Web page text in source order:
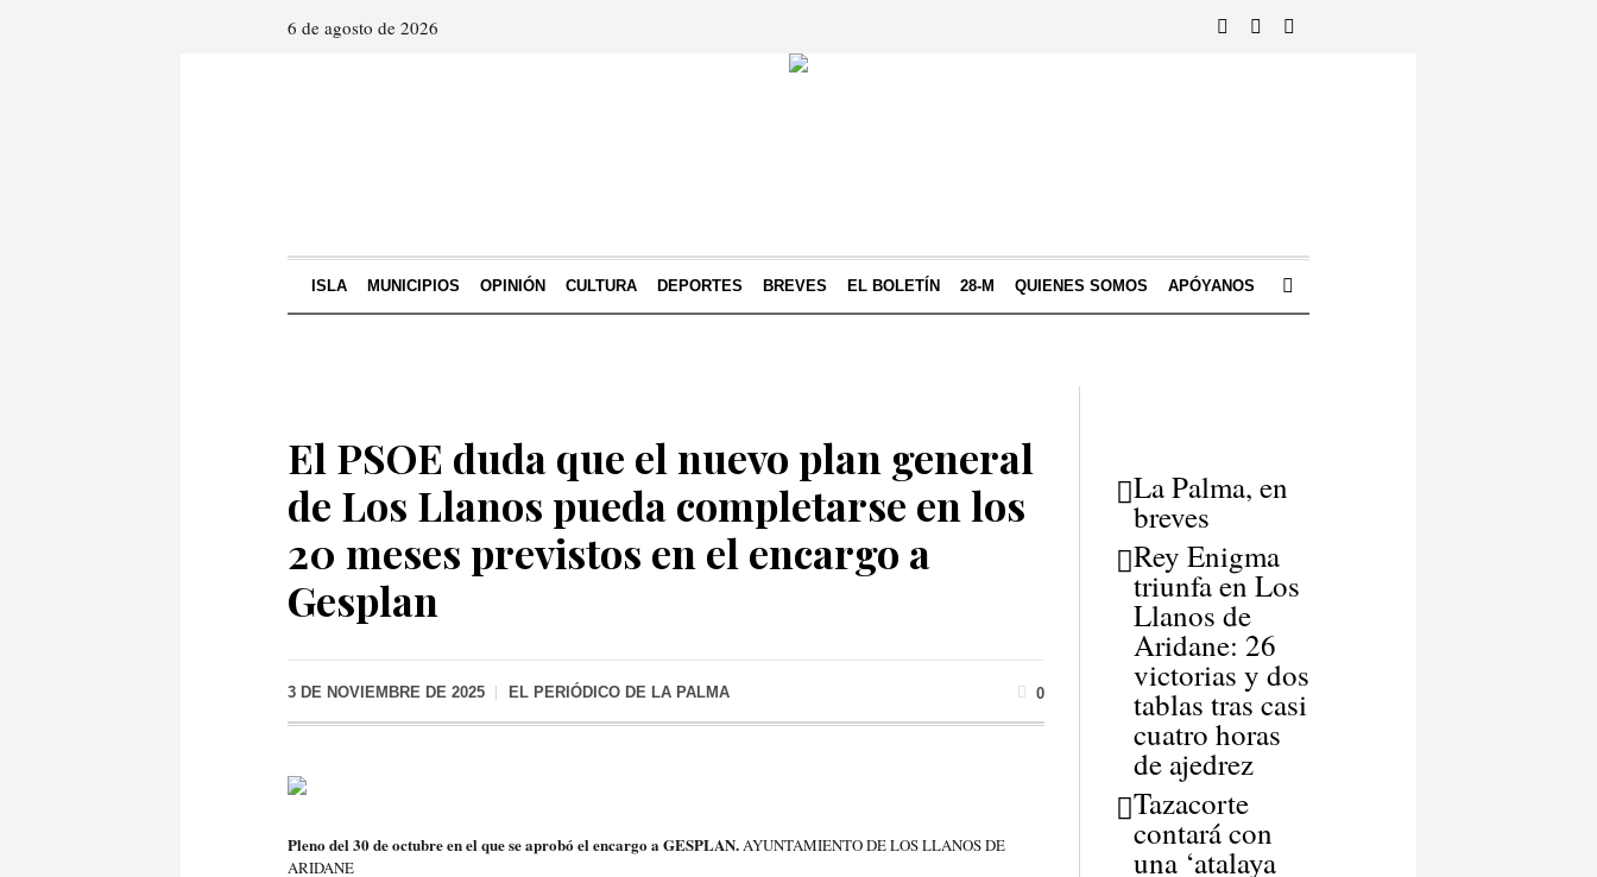
6 de agosto de 2026
ISLA MUNICIPIOS OPINIÓN CULTURA DEPORTES BREVES EL BOLETÍN 28-M QUIENES SOMOS APÓYANOS
El PSOE duda que el nuevo plan general
de Los Llanos pueda completarse en los
20 meses previstos en el encargo a
Gesplan
3 DE NOVIEMBRE DE 2025 EL PERIÓDICO DE LA PALMA 0
Pleno del 30 de octubre en el que se aprobó el encargo a GESPLAN.AYUNTAMIENTO DE LOS LLANOS DE
ARIDANE
La Palma, en
breves
Rey Enigma
triunfa en Los
Llanos de
Aridane: 26
victorias y dos
tablas tras casi
cuatro horas
de ajedrez
Tazacorte
contará con
una ‘atalaya